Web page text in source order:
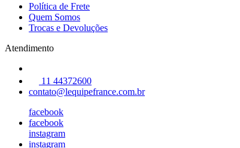
Política de Frete
Quem Somos
Trocas e Devoluções
Atendimento
11 44372600
contato@lequipefrance.com.br
facebook
facebook
instagram
instagram